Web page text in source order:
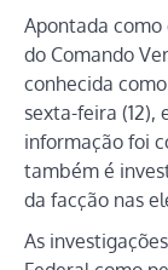
Apontada
do Comando
conhecida como
sexta-feira (12),
informação foi
também é
da facção nas
As